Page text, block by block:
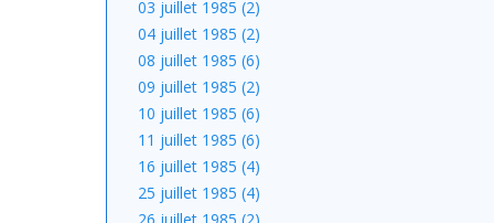
03 juillet 1985 (2)
04 juillet 1985 (2)
08 juillet 1985 (6)
09 juillet 1985 (2)
10 juillet 1985 (6)
11 juillet 1985 (6)
16 juillet 1985 (4)
25 juillet 1985 (4)